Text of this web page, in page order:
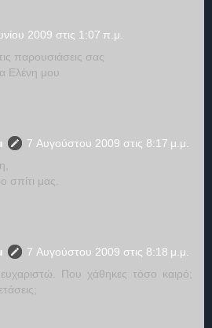
2009 στις 1:07 π.μ.
παρουσιάσεις σας
Ελένη μου
7 Αυγούστου 2009 στις 8:17 μ.μ.
σπίτι μας.
7 Αυγούστου 2009 στις 8:18 μ.μ.
Που χάθηκες τόσο καιρό;